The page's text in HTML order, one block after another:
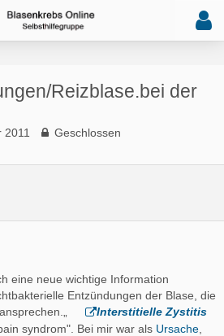
Reizblase.bei der
2011 Geschlossen
eine neue wichtige Information
Entzündungen der Blase, die
Interstitielle Zystitis
syndrom". Bei mir war als Ursache